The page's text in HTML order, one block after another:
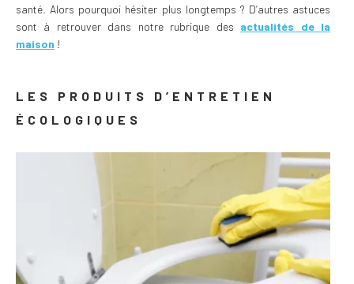
santé. Alors pourquoi hésiter plus longtemps ? D’autres astuces
sont à retrouver dans notre rubrique des actualités de la
maison !
LES PRODUITS D’ENTRETIEN
ÉCOLOGIQUES